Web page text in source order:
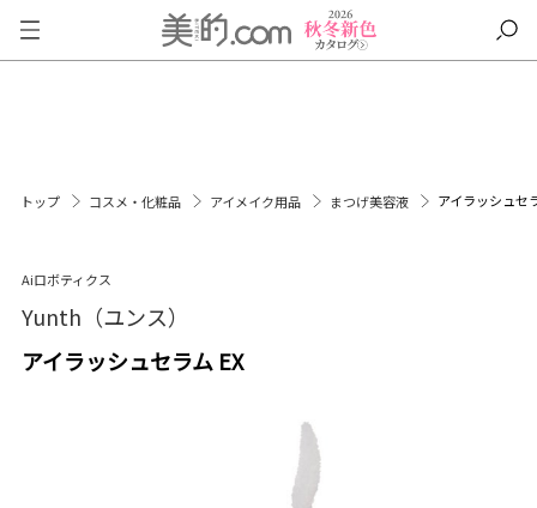
トップ コスメ・化粧品 アイメイク用品 まつげ美容液 アイラッシュセ
Aiロボティクス
Yunth（ユンス）
アイラッシュセラム EX